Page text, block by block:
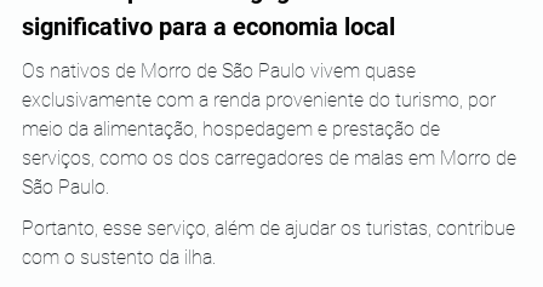
significativo para a economia local
Os nativos de Morro de São Paulo vivem quase
exclusivamente com a renda proveniente do turismo, por
meio da alimentação, hospedagem e prestação de
serviços, como os dos carregadores de malas em Morro de
São Paulo.
Portanto, esse serviço, além de ajudar os turistas, contribue
com o sustento da ilha.